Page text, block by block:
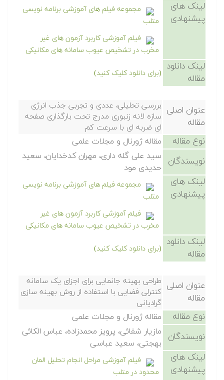
لینک های
پیشنهادی
مجموعه فیلم های آموزشی برنامه نویسی
متلب
فیلم آموزشی کاربرد آزمون های غیر
مخرب در تشخیص عیوب سامانه های مکانیکی
لینک دانلود
مقاله
(برای دانلود کلیک کنید)
عنوان اصلی
مقاله
بررسی تحلیلی، عددی و تجربی جذب انرژی
سازه لانه زنبوری مدرج تحت بارگذاری صفحه
ای ضربه ای با سرعت کم
نوع مقاله مقاله ژورنال و مجلات علمی
نویسندگان
سید علی گله داری، مهران کدخدایان، سعید
حدیدی مود
لینک های
پیشنهادی
مجموعه فیلم های آموزشی برنامه نویسی
متلب
فیلم آموزشی کاربرد آزمون های غیر
مخرب در تشخیص عیوب سامانه های مکانیکی
لینک دانلود
مقاله
(برای دانلود کلیک کنید)
عنوان اصلی
مقاله
طراحی بهینه جانمایی برای اجزای یک سامانه
کنترلی فضایی با استفاده از روش بهینه سازی
گرادیانی
نوع مقاله مقاله ژورنال و مجلات علمی
نویسندگان
مازیار شفائی، پرویز محمدزاده، عباس الکائی
بهجتی، سعید عباسی
لینک های
پیشنهادی
فیلم آموزشی مراحل انجام تحلیل المان
محدود در متلب